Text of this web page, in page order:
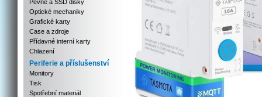
Pevné a SSD disky
Optické mechaniky
Grafické karty
Case a zdroje
Přídavné interní karty
Chlazení
Periferie a příslušenství
Monitory
Tisk
Spotřební materiál